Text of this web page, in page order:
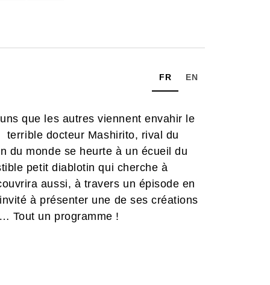
FR EN
que les autres viennent envahir le
docteur Mashirito, rival du
du monde se heurte à un écueil du
petit diablotin qui cherche à
aussi, à travers un épisode en
à présenter une de ses créations
Tout un programme !